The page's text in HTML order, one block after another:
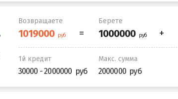
Возвращаете Берете
1й кредит
30000 - 2000000
Макс. сумма
2000000